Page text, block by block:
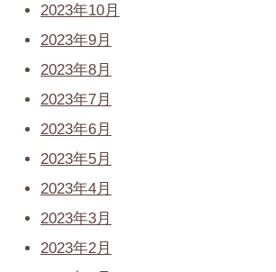
2023年10月
2023年9月
2023年8月
2023年7月
2023年6月
2023年5月
2023年4月
2023年3月
2023年2月